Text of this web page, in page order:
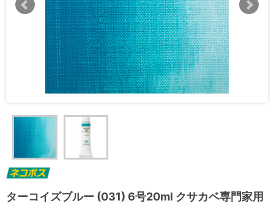
ターコイズブルー (031) 6号20ml クサカベ専門家用